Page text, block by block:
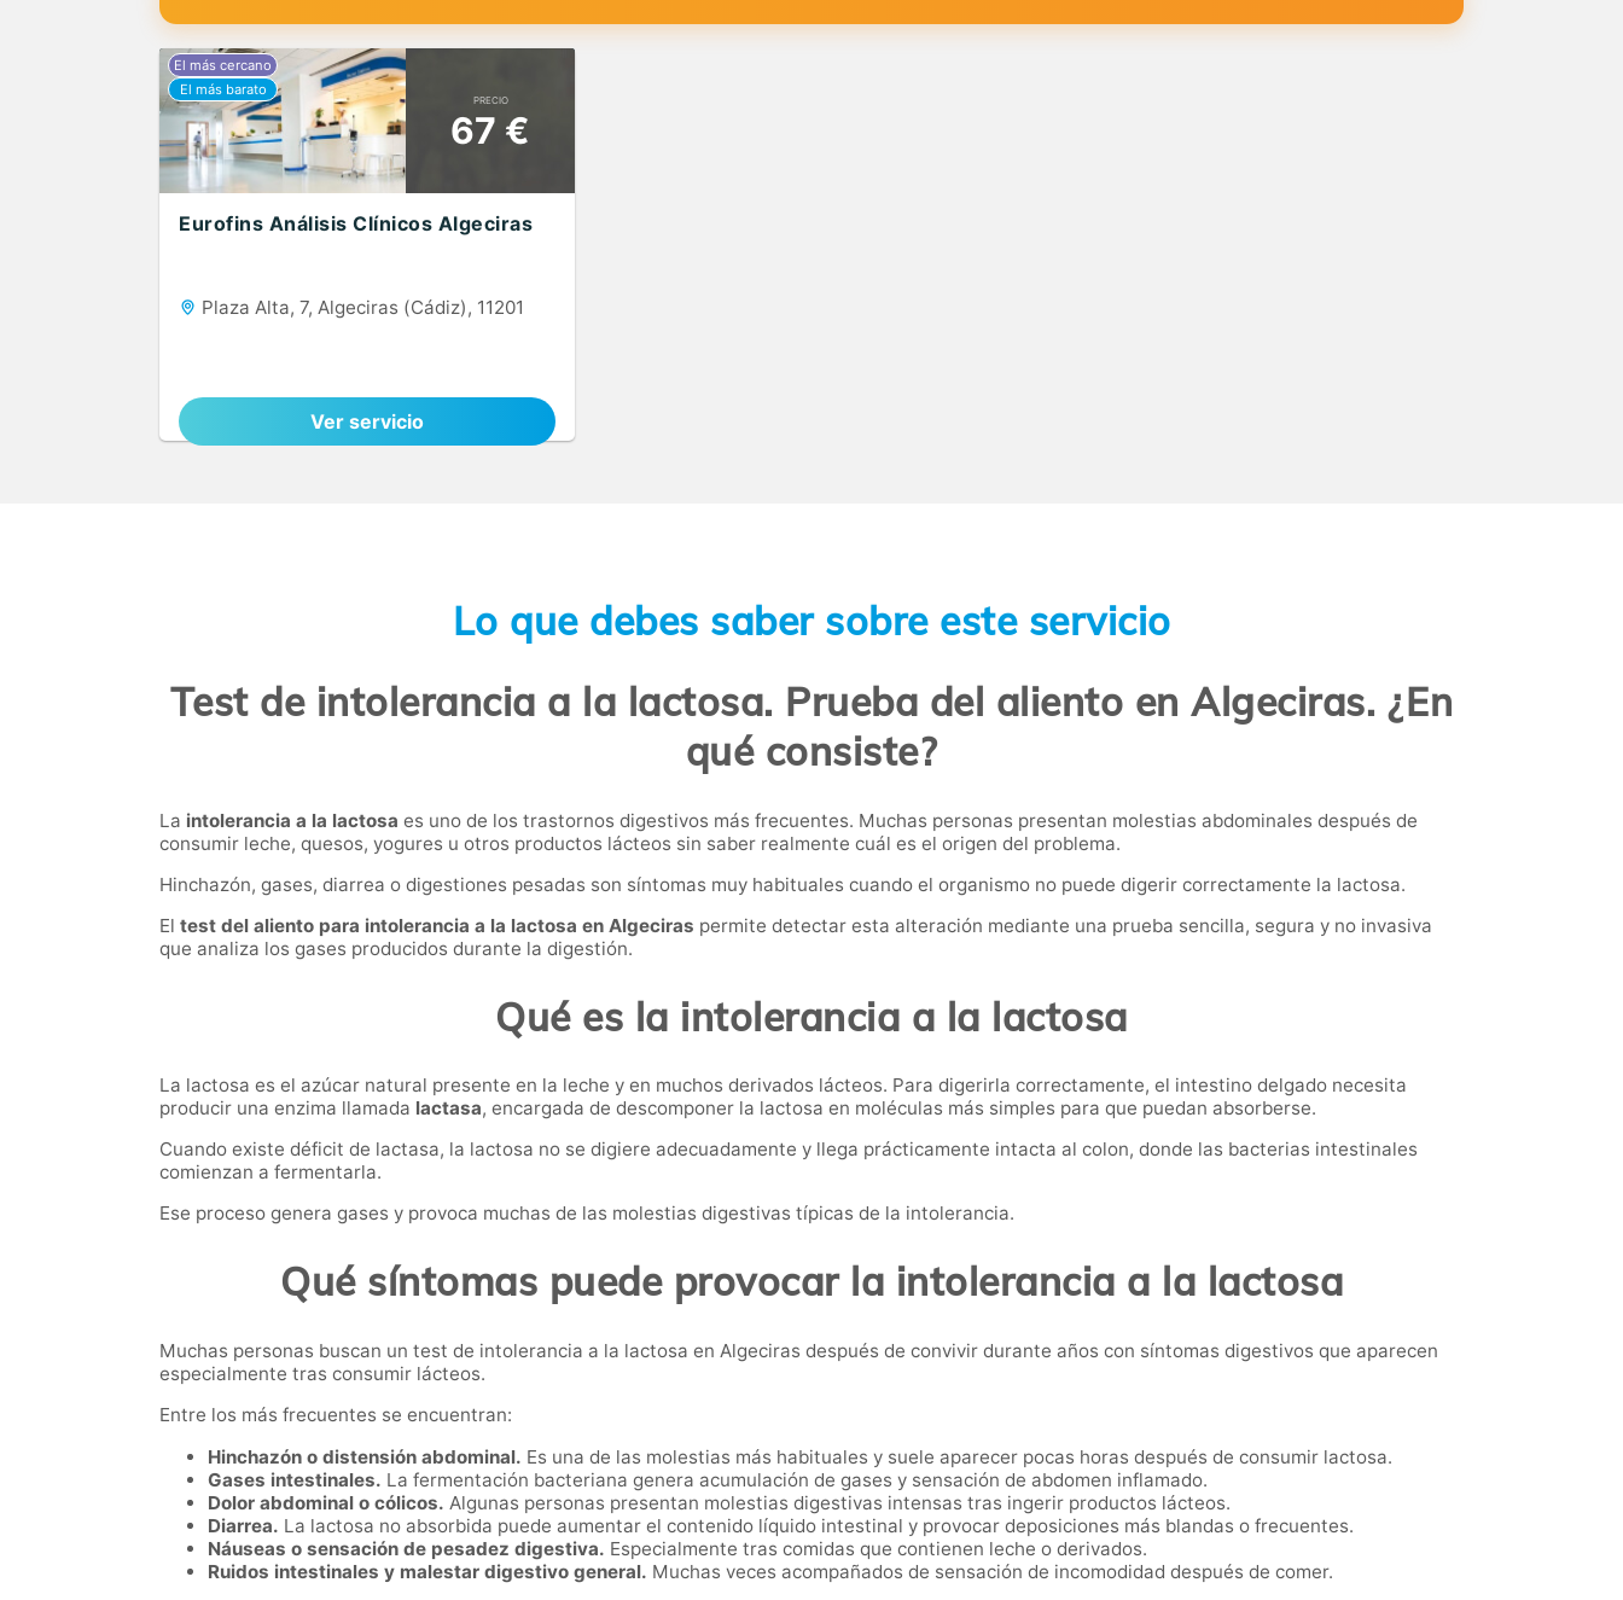
PRECIO
67 €
Eurofins Análisis Clínicos Algeciras
Plaza Alta, 7, Algeciras (Cádiz), 11201
Ver servicio
Lo que debes saber sobre este servicio
Test de intolerancia a la lactosa. Prueba del aliento en Algeciras. ¿En
qué consiste?
La intolerancia a la lactosa es uno de los trastornos digestivos más frecuentes. Muchas personas presentan molestias abdominales después de
consumir leche, quesos, yogures u otros productos lácteos sin saber realmente cuál es el origen del problema.
Hinchazón, gases, diarrea o digestiones pesadas son síntomas muy habituales cuando el organismo no puede digerir correctamente la lactosa.
El test del aliento para intolerancia a la lactosa en Algeciras permite detectar esta alteración mediante una prueba sencilla, segura y no invasiva
que analiza los gases producidos durante la digestión.
Qué es la intolerancia a la lactosa
La lactosa es el azúcar natural presente en la leche y en muchos derivados lácteos. Para digerirla correctamente, el intestino delgado necesita
producir una enzima llamada lactasa, encargada de descomponer la lactosa en moléculas más simples para que puedan absorberse.
Cuando existe déficit de lactasa, la lactosa no se digiere adecuadamente y llega prácticamente intacta al colon, donde las bacterias intestinales
comienzan a fermentarla.
Ese proceso genera gases y provoca muchas de las molestias digestivas típicas de la intolerancia.
Qué síntomas puede provocar la intolerancia a la lactosa
Muchas personas buscan un test de intolerancia a la lactosa en Algeciras después de convivir durante años con síntomas digestivos que aparecen
especialmente tras consumir lácteos.
Entre los más frecuentes se encuentran:
Hinchazón o distensión abdominal. Es una de las molestias más habituales y suele aparecer pocas horas después de consumir lactosa.
Gases intestinales. La fermentación bacteriana genera acumulación de gases y sensación de abdomen inflamado.
Dolor abdominal o cólicos. Algunas personas presentan molestias digestivas intensas tras ingerir productos lácteos.
Diarrea. La lactosa no absorbida puede aumentar el contenido líquido intestinal y provocar deposiciones más blandas o frecuentes.
Náuseas o sensación de pesadez digestiva. Especialmente tras comidas que contienen leche o derivados.
Ruidos intestinales y malestar digestivo general. Muchas veces acompañados de sensación de incomodidad después de comer.